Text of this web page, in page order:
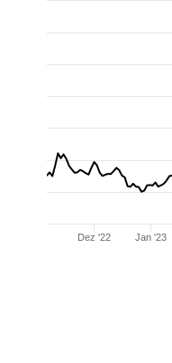
Dez '22 Jan '23